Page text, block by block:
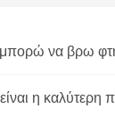
να βρω
η καλύτερη